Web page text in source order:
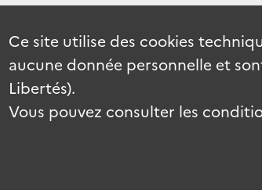
Ce site utilise des cookies
aucune donnée personnelle et
Libertés).
Vous pouvez consulter les